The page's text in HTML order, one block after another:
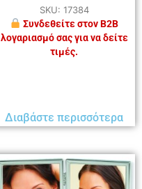
SKU: 17384
Συνδεθείτε στον B2B
λογαριασμό σας για να δείτε
τιμές.
Διαβάστε περισσότερα